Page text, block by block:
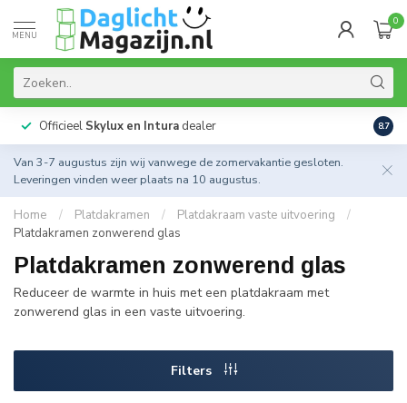
MENU
0
Officieel Skylux en Intura dealer 8.7
Van 3-7 augustus zijn wij vanwege de zomervakantie gesloten.
Leveringen vinden weer plaats na 10 augustus.
Home / Platdakramen / Platdakraam vaste uitvoering
/
Platdakramen zonwerend glas
Platdakramen zonwerend glas
Reduceer de warmte in huis met een platdakraam met
zonwerend glas in een vaste uitvoering.
Filters